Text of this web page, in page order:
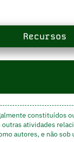
Recursos
constituídos
atividades
autores, e não